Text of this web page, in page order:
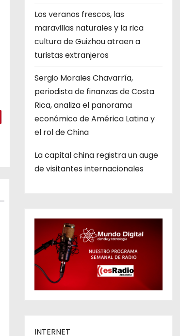
Los veranos frescos, las
maravillas naturales y la rica
cultura de Guizhou atraen a
turistas extranjeros
Sergio Morales Chavarría,
periodista de finanzas de Costa
Rica, analiza el panorama
económico de América Latina y
el rol de China
La capital china registra un auge
de visitantes internacionales
INTERNET